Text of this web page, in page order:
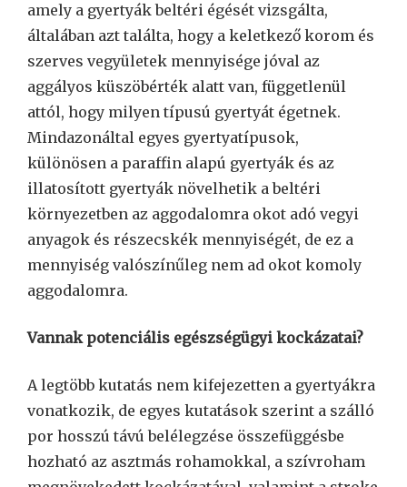
amely a gyertyák beltéri égését vizsgálta,
általában azt találta, hogy a keletkező korom és
szerves vegyületek mennyisége jóval az
aggályos küszöbérték alatt van, függetlenül
attól, hogy milyen típusú gyertyát égetnek.
Mindazonáltal egyes gyertyatípusok,
különösen a paraffin alapú gyertyák és az
illatosított gyertyák növelhetik a beltéri
környezetben az aggodalomra okot adó vegyi
anyagok és részecskék mennyiségét, de ez a
mennyiség valószínűleg nem ad okot komoly
aggodalomra.
Vannak potenciális egészségügyi kockázatai?
A legtöbb kutatás nem kifejezetten a gyertyákra
vonatkozik, de egyes kutatások szerint a szálló
por hosszú távú belélegzése összefüggésbe
hozható az asztmás rohamokkal, a szívroham